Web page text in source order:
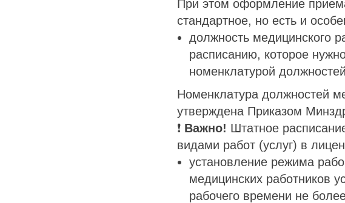
При этом оформление
стандартное, но есть и
должность медицинского
расписанию, которое
номенклатурой
Номенклатура должностей
утверждена Приказом
❗️ Важно! Штатное
видами работ (услуг) в
установление режима
медицинских работников
рабочего времени не